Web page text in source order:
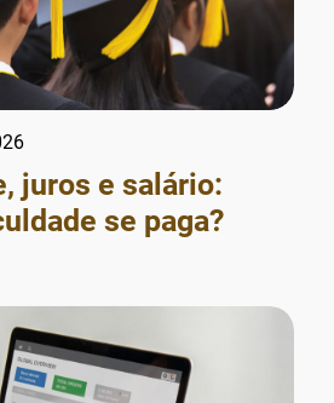
juros e salário:
se paga?